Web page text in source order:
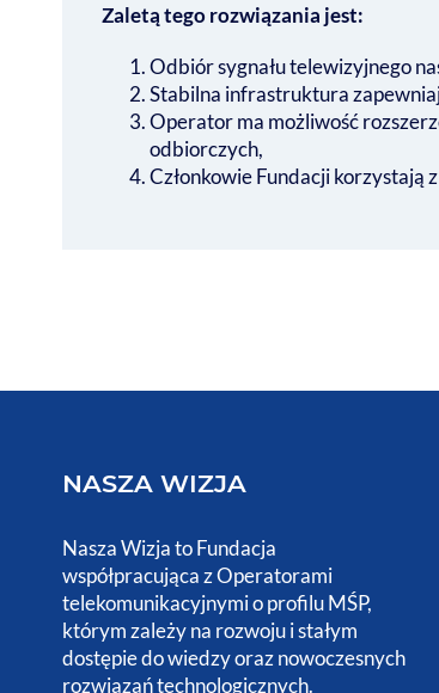
Zaletą tego rozwiązania jest:
Odbiór sygnału telewizyjnego
Stabilna infrastruktura
Operator ma możliwość
odbiorczych,
Członkowie Fundacji korzystają
NASZA WIZJA
Nasza Wizja to Fundacja
współpracująca z Operatorami
telekomunikacyjnymi o profilu MŚP,
którym zależy na rozwoju i stałym
dostępie do wiedzy oraz nowoczesnych
rozwiązań technologicznych.